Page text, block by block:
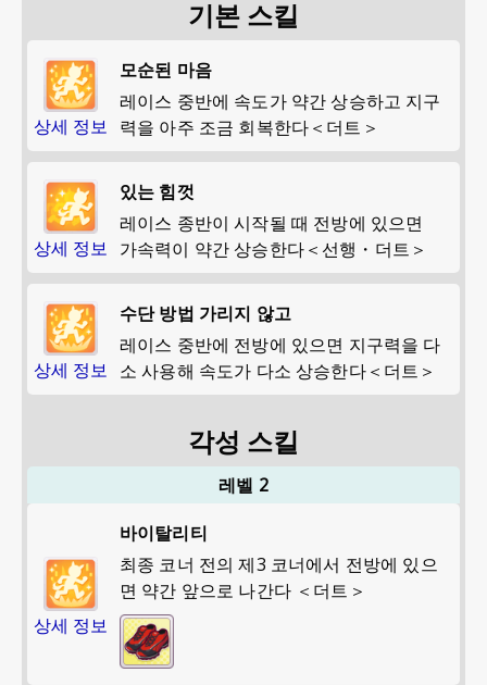
기본 스킬
상세 정보
모순된 마음
레이스 중반에 속도가 약간 상승하고 지구
력을 아주 조금 회복한다＜더트＞
상세 정보
있는 힘껏
레이스 종반이 시작될 때 전방에 있으면
가속력이 약간 상승한다＜선행・더트＞
상세 정보
수단 방법 가리지 않고
레이스 중반에 전방에 있으면 지구력을 다
소 사용해 속도가 다소 상승한다＜더트＞
각성 스킬
레벨 2
상세 정보
바이탈리티
최종 코너 전의 제3 코너에서 전방에 있으
면 약간 앞으로 나간다 ＜더트＞